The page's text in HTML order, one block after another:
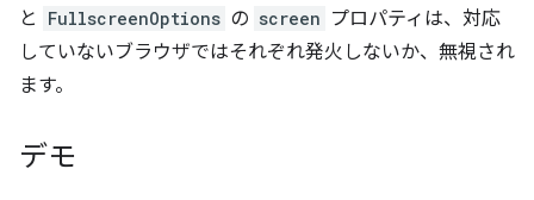
と
FullscreenOptions の screen プロパティは、対応
していないブラウザではそれぞれ発火しないか、無視され
ます。
デモ